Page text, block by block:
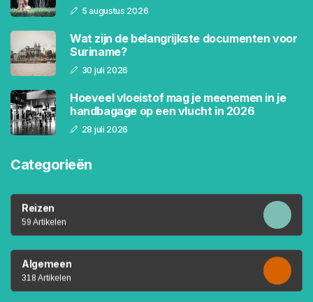
5 augustus 2026
Wat zijn de belangrijkste documenten voor
Suriname?
30 juli 2026
Hoeveel vloeistof mag je meenemen in je
handbagage op een vlucht in 2026
28 juli 2026
Categorieën
Reizen
59 Artikelen
Algemeen
318 Artikelen